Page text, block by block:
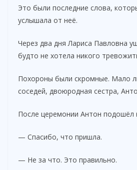
Это были последние слова,
услышала от неё.
Через два дня Лариса Павловна
будто не хотела никого
Похороны были скромные. Мало
соседей, двоюродная сестра,
После церемонии Антон подошёл
— Спасибо, что пришла.
— Не за что. Это правильно.